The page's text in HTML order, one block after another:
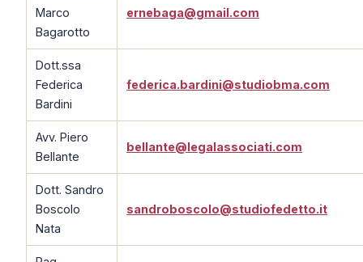
Marco
Bagarotto
ernebaga@gmail.com
Dott.ssa
Federica
Bardini
federica.bardini@studiobma.com
Avv. Piero
Bellante
bellante@legalassociati.com
Dott. Sandro
Boscolo
Nata
sandroboscolo@studiofedetto.it